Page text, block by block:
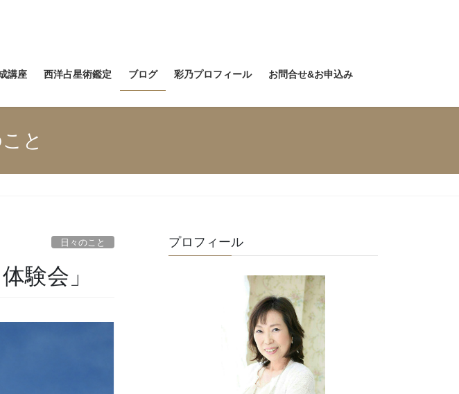
講座 西洋占星術鑑定 ブログ 彩乃プロフィール お問合せ&お申込み
と
日々のこと
験会」
プロフィール